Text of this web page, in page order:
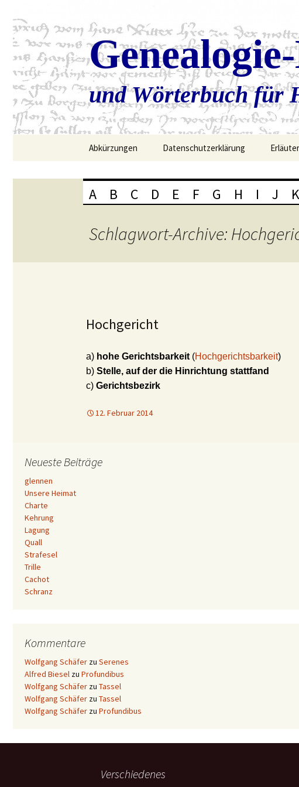
und Wörterbuch für
Abkürzungen Datenschutzerklärung
A B C D E F G H I J K
Schlagwort-Archive:
Hochgericht
a) hohe Gerichtsbarkeit (Hochgerichtsbarkeit)
b) Stelle, auf der die Hinrichtung stattfand
c) Gerichtsbezirk
12. Februar 2014
Neueste Beiträge
glennen
Unsere Heimat
Charte
Kehrung
Lagung
Quall
Strafesel
Trille
Cachot
Schranz
Kommentare
Wolfgang Schäfer zu Serenes
Alfred Biesel zu Profundibus
Wolfgang Schäfer zu Tassel
Wolfgang Schäfer zu Tassel
Wolfgang Schäfer zu Profundibus
Verschiedenes